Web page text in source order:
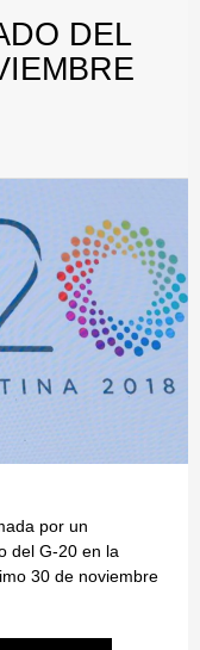
DEL
por un
del G-20 en la
30 de noviembre